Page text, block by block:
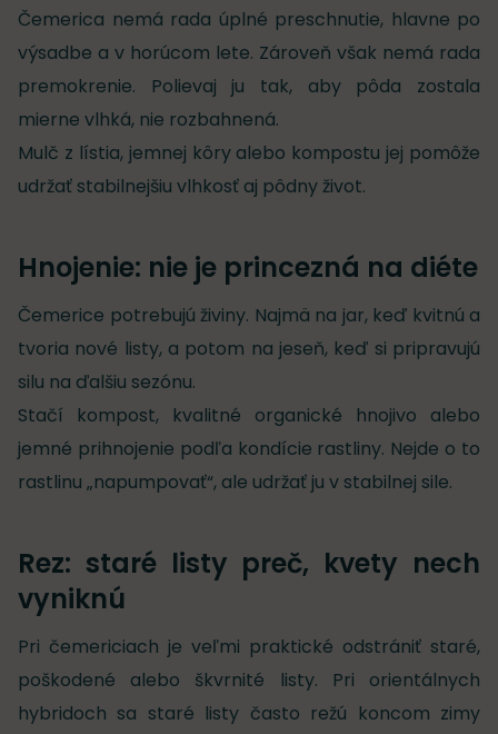
Čemerica nemá rada úplné preschnutie, hlavne po
výsadbe a v horúcom lete. Zároveň však nemá rada
premokrenie. Polievaj ju tak, aby pôda zostala
mierne vlhká, nie rozbahnená.
Mulč z lístia, jemnej kôry alebo kompostu jej pomôže
udržať stabilnejšiu vlhkosť aj pôdny život.
Hnojenie: nie je princezná na diéte
Čemerice potrebujú živiny. Najmä na jar, keď kvitnú a
tvoria nové listy, a potom na jeseň, keď si pripravujú
silu na ďalšiu sezónu.
Stačí kompost, kvalitné organické hnojivo alebo
jemné prihnojenie podľa kondície rastliny. Nejde o to
rastlinu „napumpovať“, ale udržať ju v stabilnej sile.
Rez: staré listy preč, kvety nech
vyniknú
Pri čemericiach je veľmi praktické odstrániť staré,
poškodené alebo škvrnité listy. Pri orientálnych
hybridoch sa staré listy často režú koncom zimy